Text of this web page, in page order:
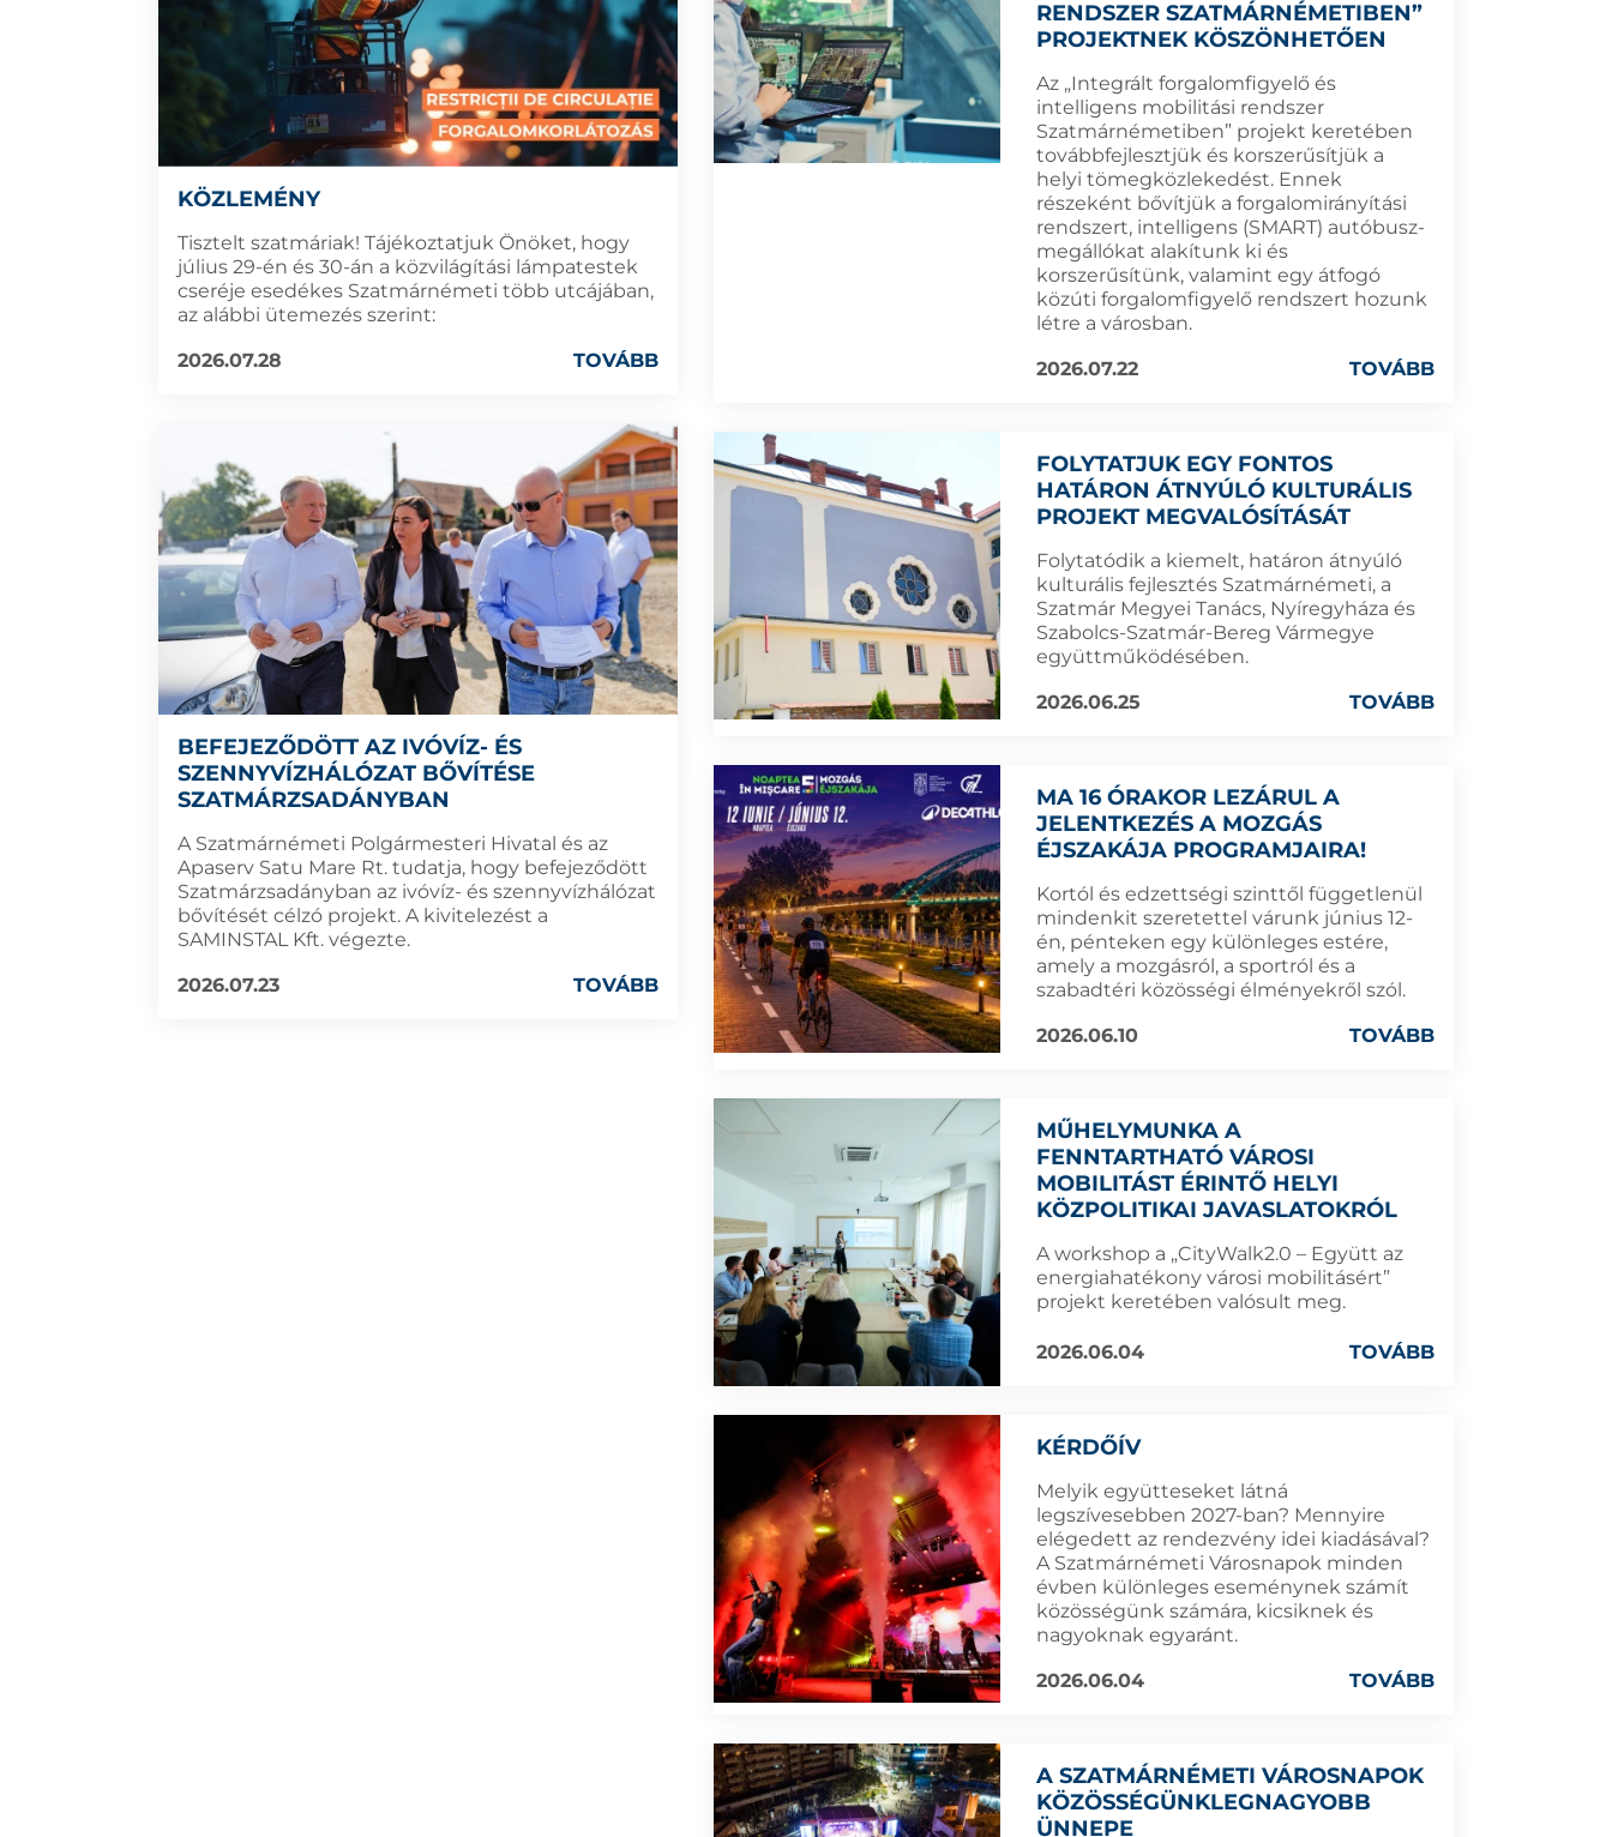
KÖZLEMÉNY
Tisztelt szatmáriak! Tájékoztatjuk Önöket, hogy
július 29-én és 30-án a közvilágítási lámpatestek
cseréje esedékes Szatmárnémeti több utcájában,
az alábbi ütemezés szerint:
2026.07.28
TOVÁBB
BEFEJEZŐDÖTT AZ IVÓVÍZ- ÉS
SZENNYVÍZHÁLÓZAT BŐVÍTÉSE
SZATMÁRZSADÁNYBAN
A Szatmárnémeti Polgármesteri Hivatal és az
Apaserv Satu Mare Rt. tudatja, hogy befejeződött
Szatmárzsadányban az ivóvíz- és szennyvízhálózat
bővítését célzó projekt. A kivitelezést a
SAMINSTAL Kft. végezte.
2026.07.23
TOVÁBB
RENDSZER SZATMÁRNÉMETIBEN”
PROJEKTNEK KÖSZÖNHETŐEN
Az „Integrált forgalomfigyelő és
intelligens mobilitási rendszer
Szatmárnémetiben” projekt keretében
továbbfejlesztjük és korszerűsítjük a
helyi tömegközlekedést. Ennek
részeként bővítjük a forgalomirányítási
rendszert, intelligens (SMART) autóbusz-
megállókat alakítunk ki és
korszerűsítünk, valamint egy átfogó
közúti forgalomfigyelő rendszert hozunk
létre a városban.
2026.07.22
TOVÁBB
FOLYTATJUK EGY FONTOS
HATÁRON ÁTNYÚLÓ KULTURÁLIS
PROJEKT MEGVALÓSÍTÁSÁT
Folytatódik a kiemelt, határon átnyúló
kulturális fejlesztés Szatmárnémeti, a
Szatmár Megyei Tanács, Nyíregyháza és
Szabolcs-Szatmár-Bereg Vármegye
együttműködésében.
2026.06.25
TOVÁBB
MA 16 ÓRAKOR LEZÁRUL A
JELENTKEZÉS A MOZGÁS
ÉJSZAKÁJA PROGRAMJAIRA!
Kortól és edzettségi szinttől függetlenül
mindenkit szeretettel várunk június 12-
én, pénteken egy különleges estére,
amely a mozgásról, a sportról és a
szabadtéri közösségi élményekről szól.
2026.06.10
TOVÁBB
MŰHELYMUNKA A
FENNTARTHATÓ VÁROSI
MOBILITÁST ÉRINTŐ HELYI
KÖZPOLITIKAI JAVASLATOKRÓL
A workshop a „CityWalk2.0 – Együtt az
energiahatékony városi mobilitásért”
projekt keretében valósult meg.
2026.06.04 TOVÁBB
KÉRDŐÍV
Melyik együtteseket látná
legszívesebben 2027-ban? Mennyire
elégedett az rendezvény idei kiadásával?
A Szatmárnémeti Városnapok minden
évben különleges eseménynek számít
közösségünk számára, kicsiknek és
nagyoknak egyaránt.
2026.06.04
TOVÁBB
A SZATMÁRNÉMETI VÁROSNAPOK
KÖZÖSSÉGÜNKLEGNAGYOBB
ÜNNEPE